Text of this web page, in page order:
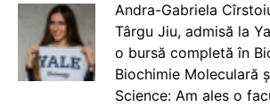
Andra-Gabriela
Târgu Jiu, admisă la
o bursă completă în
Biochimie Moleculară
Science: Am ales o